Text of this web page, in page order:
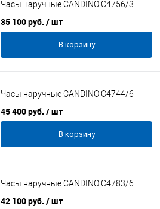
Часы наручные CANDINO C4756/3
35 100 руб. / шт
В корзину
Часы наручные CANDINO C4744/6
45 400 руб. / шт
В корзину
Часы наручные CANDINO C4783/6
42 100 руб. / шт